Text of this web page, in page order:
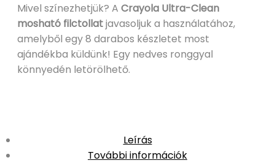
Mivel színezhetjük? A Crayola Ultra-Clean
mosható filctollatjavasoljuk a használatához,
amelyből egy 8 darabos készletet most
ajándékba küldünk! Egy nedves ronggyal
könnyedén letörölhető.
Leírás
További információk